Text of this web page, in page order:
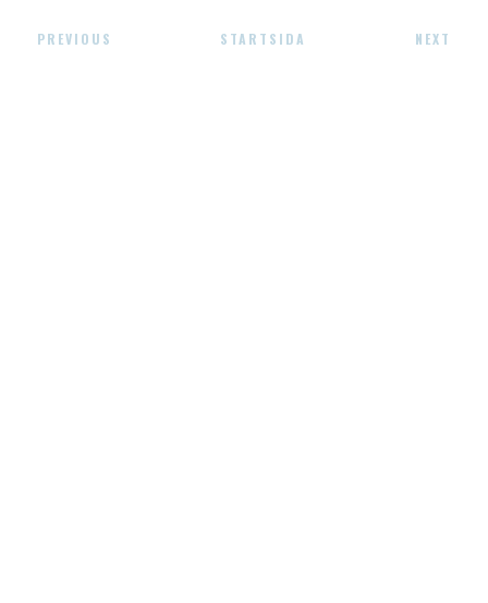
PREVIOUS STARTSIDA NEXT